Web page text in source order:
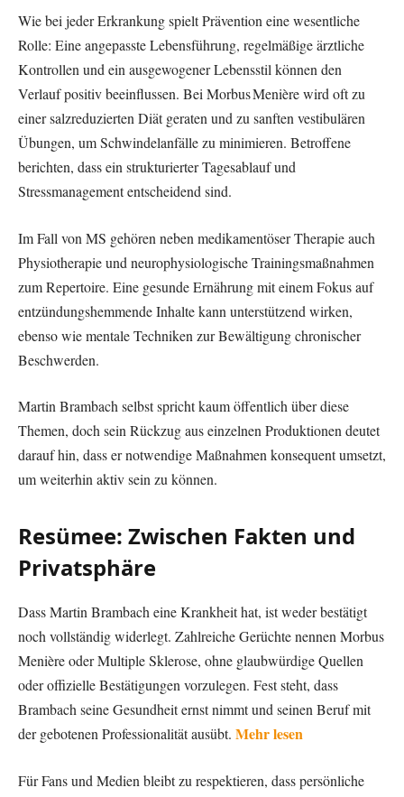
Wie bei jeder Erkrankung spielt Prävention eine wesentliche
Rolle: Eine angepasste Lebensführung, regelmäßige ärztliche
Kontrollen und ein ausgewogener Lebensstil können den
Verlauf positiv beeinflussen. Bei Morbus Menière wird oft zu
einer salzreduzierten Diät geraten und zu sanften vestibulären
Übungen, um Schwindelanfälle zu minimieren. Betroffene
berichten, dass ein strukturierter Tagesablauf und
Stressmanagement entscheidend sind.
Im Fall von MS gehören neben medikamentöser Therapie auch
Physiotherapie und neurophysiologische Trainingsmaßnahmen
zum Repertoire. Eine gesunde Ernährung mit einem Fokus auf
entzündungshemmende Inhalte kann unterstützend wirken,
ebenso wie mentale Techniken zur Bewältigung chronischer
Beschwerden.
Martin Brambach selbst spricht kaum öffentlich über diese
Themen, doch sein Rückzug aus einzelnen Produktionen deutet
darauf hin, dass er notwendige Maßnahmen konsequent umsetzt,
um weiterhin aktiv sein zu können.
Resümee: Zwischen Fakten und
Privatsphäre
Dass Martin Brambach eine Krankheit hat, ist weder bestätigt
noch vollständig widerlegt. Zahlreiche Gerüchte nennen Morbus
Menière oder Multiple Sklerose, ohne glaubwürdige Quellen
oder offizielle Bestätigungen vorzulegen. Fest steht, dass
Brambach seine Gesundheit ernst nimmt und seinen Beruf mit
der gebotenen Professionalität ausübt. Mehr lesen
Für Fans und Medien bleibt zu respektieren, dass persönliche